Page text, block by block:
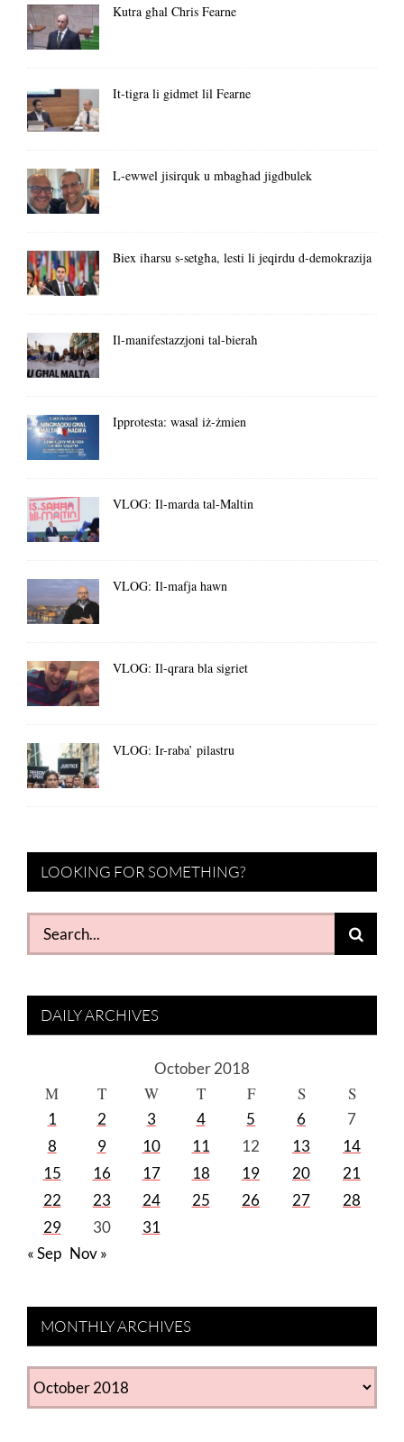
Kutra għal Chris Fearne
It-tigra li gidmet lil Fearne
L-ewwel jisirquk u mbagħad jigdbulek
Biex iħarsu s-setgħa, lesti li jeqirdu d-demokrazija
Il-manifestazzjoni tal-bieraħ
Ipprotesta: wasal iż-żmien
VLOG: Il-marda tal-Maltin
VLOG: Il-mafja hawn
VLOG: Il-qrara bla sigriet
VLOG: Ir-raba’ pilastru
LOOKING FOR SOMETHING?
Search
for:
DAILY ARCHIVES
October 2018
M T W T F S S
1 2 3 4 5 6
7
8
9 10 11 12 13
14
15
16 17 18 19 20
21
22
23 24 25 26 27
28
29
30
31
« Sep Nov »
MONTHLY ARCHIVES
MONTHLY
ARCHIVES